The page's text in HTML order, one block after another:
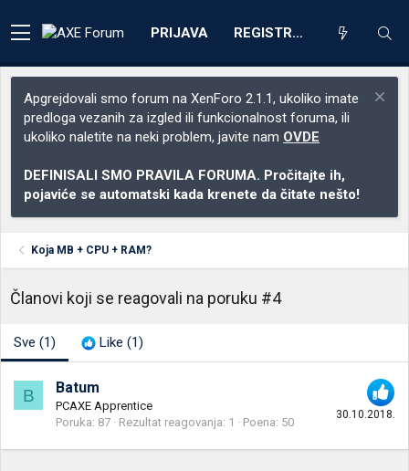
PRIJAVA REGISTRACIJA
Apgrejdovali smo forum na XenForo 2.1.1, ukoliko imate
predloga vezanih za izgled ili funkcionalnost foruma, ili
ukoliko naletite na neki problem, javite nam OVDE
DEFINISALI SMO PRAVILA FORUMA. Pročitajte ih,
pojaviće se automatski kada krenete da čitate nešto!
Koja MB + CPU + RAM?
Članovi koji se reagovali na poruku #4
Sve (1) Like (1)
B
30.10.2018.
Batum
PCAXE Apprentice
Poruka 87 Rezultat reagovanja 1 Poena 50